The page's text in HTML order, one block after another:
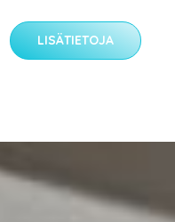
LISÄTIETOJA